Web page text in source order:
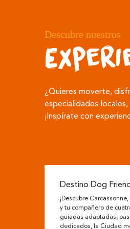
Descubre nuestros
¿Quieres moverte,
especialidades locales,
¡Inspírate con
Destino Dog
¡Descubre
y tu compañero de
guiadas adaptadas,
dedicados, la Ciudad